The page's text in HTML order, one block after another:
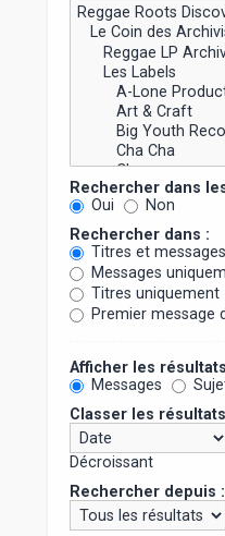
Rechercher dans
Oui
Non
Rechercher dans :
Titres et messages
Messages
Titres uniquement
Premier message
Afficher les
Messages
Classer les
Décroissant
Rechercher depuis :